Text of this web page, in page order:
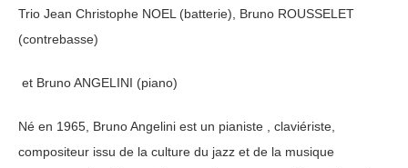
Trio Jean Christophe NOEL (batterie), Bruno ROUSSELET
(contrebasse)
et Bruno ANGELINI (piano)
Né en 1965, Bruno Angelini est un pianiste , claviériste,
compositeur issu de la culture du jazz et de la musique